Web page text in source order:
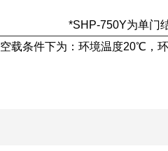
*SHP-750Y为单门
载条件下为：环境温度20℃，